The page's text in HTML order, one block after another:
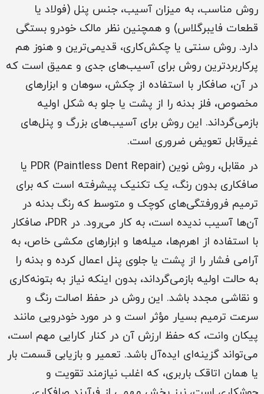
روش مناسب، به میزان آسیب، جنس پنل (فولاد یا
قطعات فایبرگلاس) و همچنین نظر مالک خودرو بستگی
دارد. روش سنتی یا چکش‌کاری، قدیمی‌ترین و هنوز هم
پرکاربردترین روش برای آسیب‌های جدی و عمیق است که
در آن، صافکار با استفاده از چکش، سوهان و ابزارهای
مخصوص، فلز بدنه را از پشت یا جلو به شکل اولیه
بازمی‌گرداند. این روش برای آسیب‌های بزرگ و پنل‌های
غیرقابل تعویض ضروری است.
در مقابل، روش نوین PDR (Paintless Dent Repair) یا
صافکاری بدون رنگ، یک تکنیک پیشرفته است که برای
ترمیم فرورفتگی‌های کوچک و متوسط که رنگ بدنه در
آن‌ها آسیب ندیده است، به کار می‌رود. در PDR، صافکار
با استفاده از اهرم‌ها، میله‌ها و ابزارهای مکشی خاص، به
آرامی فشار را از پشت یا جلوی پنل اعمال کرده و بدنه را
به حالت اولیه بازمی‌گرداند، بدون اینکه نیاز به بتونه‌کاری
و نقاشی مجدد باشد. این روش در حفظ اصالت رنگ و
سرعت ترمیم بسیار مؤثر است و در مورد خودرویی مانند
پیکان وانت، که حفظ ارزش آن در کنار کارایی مهم است،
می‌تواند گزینه‌ای ایده‌آل باشد. تعمیر و بازیابی قسمت بار
یا همان اتاقک باربری، که اغلب نیازمند تقویت و